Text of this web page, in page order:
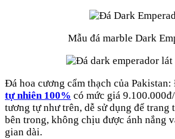
Mẫu đá marble Dark
Đá hoa cương cẩm thạch của
tự nhiên 100% có mức giá
tương tự như trên, dễ sử dụng để
bên trong, không chịu được ánh nắng
gian dài.